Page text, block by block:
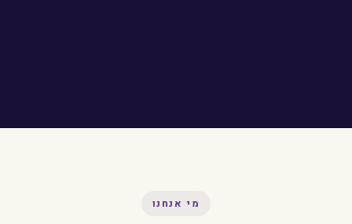
מי אנחנו